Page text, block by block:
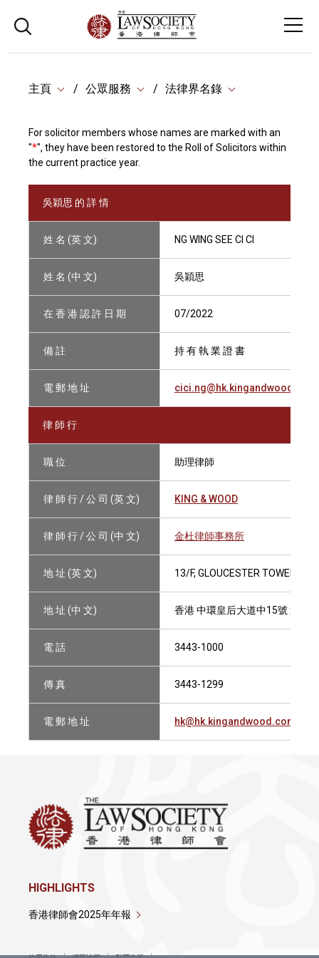
主頁 公眾服務 法律界名錄
For solicitor members whose names are marked with an
"*", they have been restored to the Roll of Solicitors within
the current practice year.
吳穎思 的 詳 情
姓 名 (英 文) NG WING SEE CI CI
姓 名 (中 文) 吳穎思
在 香 港 認 許 日 期 07/2022
備 註 持 有 執 業 證 書
電 郵 地 址 cici.ng@hk.kingandwood.com
律 師 行
職 位 助理律師
律 師 行 / 公 司 (英 文) KING & WOOD
律 師 行 / 公 司 (中 文) 金杜律師事務所
地 址 (英 文) 13/F, GLOUCESTER TOWER,
地 址 (中 文) 香港 中環皇后大道中15號 置地
電 話 3443-1000
傳 真 3443-1299
電 郵 地 址 hk@hk.kingandwood.com
HIGHLIGHTS
香港律師會2025年年報